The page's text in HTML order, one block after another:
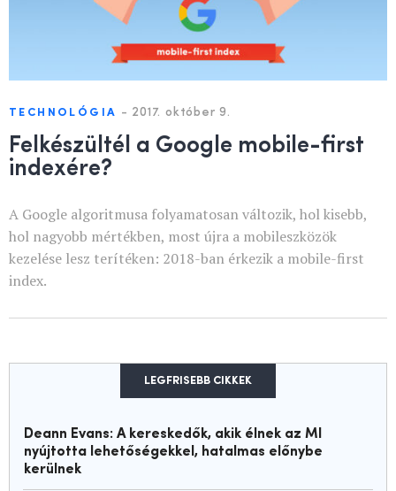
TECHNOLÓGIA - 2017. október 9.
Felkészültél a Google mobile-first
indexére?
A Google algoritmusa folyamatosan változik, hol kisebb,
hol nagyobb mértékben, most újra a mobileszközök
kezelése lesz terítéken: 2018-ban érkezik a mobile-first
index.
LEGFRISEBB CIKKEK
Deann Evans: A kereskedők, akik élnek az MI
nyújtotta lehetőségekkel, hatalmas előnybe
kerülnek